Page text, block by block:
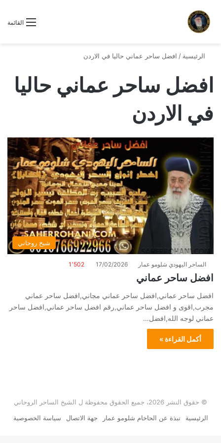
القائمة
الرئيسية / افضل ساحر عماني حاليا في الاردن
افضل ساحر عماني حاليا
في الاردن
شيخ روحاني
الساحر اليهودي شلومو عمار 17/02/2026 1٬502
افضل ساحر عماني
افضل ساحر عماني,افضل ساحر عماني مجاني,افضل ساحر عماني
مجرب,اقوى و افضل ساحر عماني,رقم افضل ساحر عماني,افضل ساحر
عماني لوجه الله,افضل…
أكمل القراءة »
© حقوق النشر 2026، جميع الحقوق محفوظة ل الشيخ الساحر الروحاني
الرئيسية
نبذة عن الحاخام شلومو عمار جهة الاتصال سياسة الخصوصية